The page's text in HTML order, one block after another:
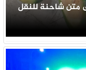
متن شاحنة للنقل